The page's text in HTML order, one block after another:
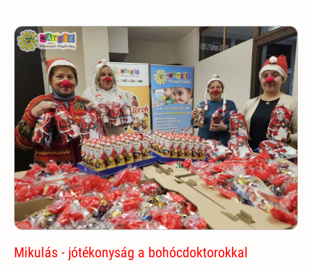
Mikulás - jótékonyság a bohócdoktorokkal